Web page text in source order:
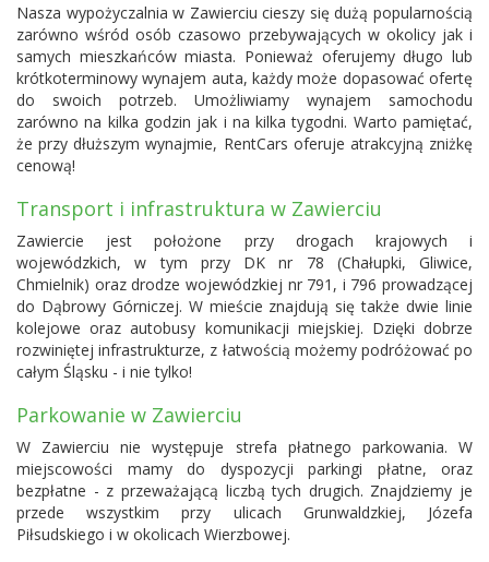
Nasza wypożyczalnia w Zawierciu cieszy się dużą popularnością
zarówno wśród osób czasowo przebywających w okolicy jak i
samych mieszkańców miasta. Ponieważ oferujemy długo lub
krótkoterminowy wynajem auta, każdy może dopasować ofertę
do swoich potrzeb. Umożliwiamy wynajem samochodu
zarówno na kilka godzin jak i na kilka tygodni. Warto pamiętać,
że przy dłuższym wynajmie, RentCars oferuje atrakcyjną zniżkę
cenową!
Transport i infrastruktura w Zawierciu
Zawiercie jest położone przy drogach krajowych i
wojewódzkich, w tym przy DK nr 78 (Chałupki, Gliwice,
Chmielnik) oraz drodze wojewódzkiej nr 791, i 796 prowadzącej
do Dąbrowy Górniczej. W mieście znajdują się także dwie linie
kolejowe oraz autobusy komunikacji miejskiej. Dzięki dobrze
rozwiniętej infrastrukturze, z łatwością możemy podróżować po
całym Śląsku - i nie tylko!
Parkowanie w Zawierciu
W Zawierciu nie występuje strefa płatnego parkowania. W
miejscowości mamy do dyspozycji parkingi płatne, oraz
bezpłatne - z przeważającą liczbą tych drugich. Znajdziemy je
przede wszystkim przy ulicach Grunwaldzkiej, Józefa
Piłsudskiego i w okolicach Wierzbowej.